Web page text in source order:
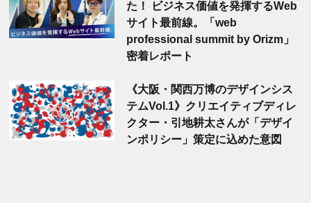
た！ ビジネス価値を発揮するWeb
サイト最前線。「web
professional summit by Orizm」
密着レポート
《大阪・関西万博のデザインシス
テムVol.1》クリエイティブディレ
クター・引地耕太さんが「デザイ
ンポリシー」策定に込めた意図